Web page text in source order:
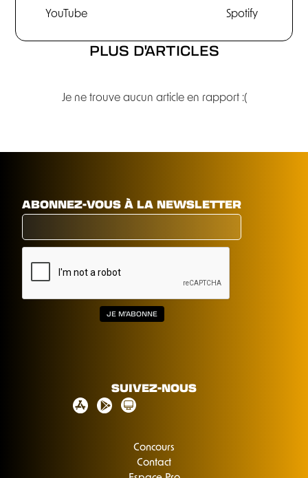
YouTube Spotify
PLUS D'ARTICLES
Je ne trouve aucun article en rapport :(
ABONNEZ-VOUS À LA NEWSLETTER
SUIVEZ-NOUS
Concours
Contact